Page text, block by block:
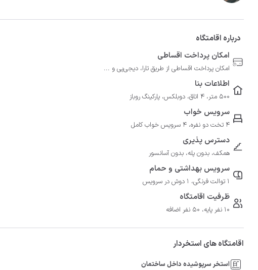
درباره اقامتگاه
امکان پرداخت اقساطی
امکان پرداخت اقساطی از طریق تارا، دیجی‌پی و ...
اطلاعات بنا
500 متر، 4 اتاق، دوبلکس، پارکینگ روباز
سرویس خواب
4 تخت دو نفره، 4 سرویس خواب کامل
دسترس پذیری
همکف، بدون پله، بدون آسانسور
سرویس بهداشتی و حمام
1 توالت فرنگی، 1 دوش در سرویس
ظرفیت اقامتگاه
10 نفر پایه، 50 نفر اضافه
اقامتگاه های استخردار
استخر سرپوشیده داخل ساختمان